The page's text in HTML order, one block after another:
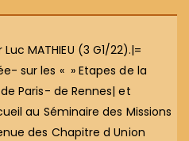
MATHIEU (3 G1/22).|=
sur les « » Etapes de la
Paris- de Rennes| et
au Séminaire des Missions
des Chapitre d Union